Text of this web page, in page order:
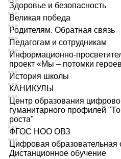
Здоровье и безопасность
Великая победа
Родителям. Обратная связь
Педагогам и сотрудникам
Информационно-
проект «Мы – потомки
История школы
КАНИКУЛЫ
Центр образования
гуманитарного профилей
роста"
ФГОС НОО ОВЗ
Цифровая образовательная
Дистанционное обучение